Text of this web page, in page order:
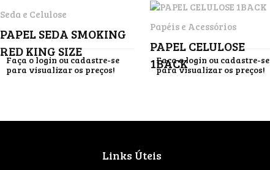
Seda e Celulose
PAPEL SEDA SMOKING
RED KING SIZE
Faça o login ou cadastre-se
para visualizar os preços!
Papéis e Acessórios
PAPEL CELULOSE
1BACK
Faça o login ou cadastre-se
para visualizar os preços!
Links Úteis